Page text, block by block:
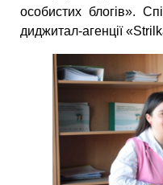
особистих блогів».
диджитал-агенції